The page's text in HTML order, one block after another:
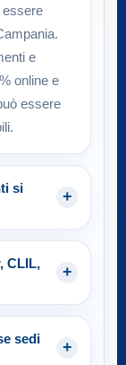
essere
e
online e
essere
si
CLIL,
sedi